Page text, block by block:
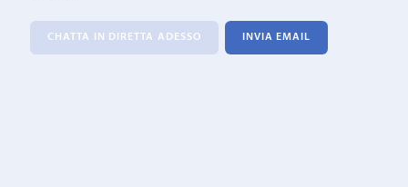
CHATTA IN DIRETTA ADESSO INVIA EMAIL